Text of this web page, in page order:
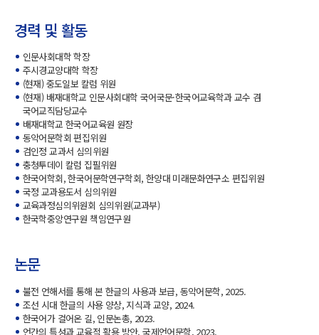
경력 및 활동
인문사회대학 학장
주시경교양대학 학장
(현재) 중도일보 칼럼 위원
(현재) 배재대학교 인문사회대학 국어국문·한국어교육학과 교수 겸
국어교직담당교수
배재대학교 한국어교육원 원장
동악어문학회 편집위원
검인정 교과서 심의위원
충청투데이 칼럼 집필위원
한국어학회, 한국어문학연구학회, 한양대 미래문화연구소 편집위원
국정 교과용도서 심의위원
교육과정심의위원회 심의위원(교과부)
한국학중앙연구원 책임연구원
논문
불전 언해서를 통해 본 한글의 사용과 보급, 동악어문학, 2025.
조선 시대 한글의 사용 양상, 지식과 교양, 2024.
한국어가 걸어온 길, 인문논총, 2023.
언간의 특성과 교육적 활용 방안, 국제언어문학, 2023.